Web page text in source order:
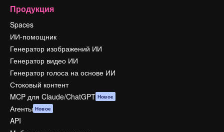
Продукция
Spaces
ИИ-помощник
Генератор изображений ИИ
Генератор видео ИИ
Генератор голоса на основе ИИ
Стоковый контент
MCP для Claude/ChatGPT Новое
Агенты Новое
API